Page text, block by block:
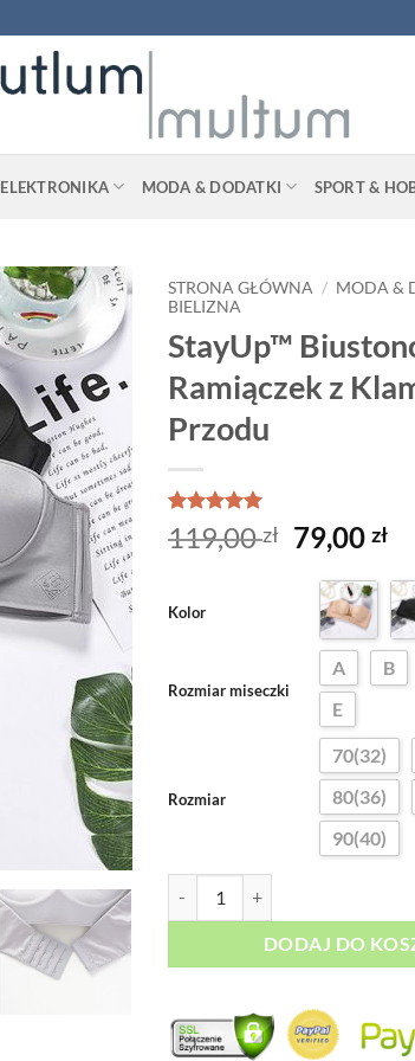
ELEKTRONIKA MODA & DODATKI SPORT &
STRONA GŁÓWNA / MODA &
BIELIZNA
StayUp™
Ramiączek z
Przodu
Oceniony5
na 5 na
1
klienta
119,00zł Pierwotna
cena
wynosiła:
119,00 zł.
79,00zł
Kolor
Rozmiar miseczki
A B
E
Rozmiar
70(32)
80(36)
90(40)
DODAJ DO